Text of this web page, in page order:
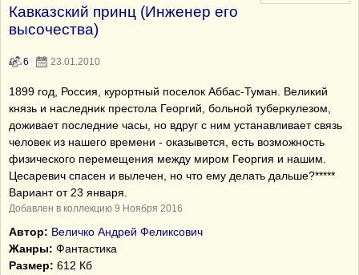
Кавказский принц (Инженер его
высочества)
6 23.01.2010
1899 год, Россия, курортный поселок Аббас-Туман. Великий
князь и наследник престола Георгий, больной туберкулезом,
доживает последние часы, но вдруг с ним устанавливает связь
человек из нашего времени - оказывется, есть возможность
физического перемещения между миром Георгия и нашим.
Цесаревич спасен и вылечен, но что ему делать дальше?*****
Вариант от 23 января.
Добавлен в коллекцию 9 Ноября 2016
Автор: Величко Андрей Феликсович
Жанры: Фантастика
Размер: 612 Кб